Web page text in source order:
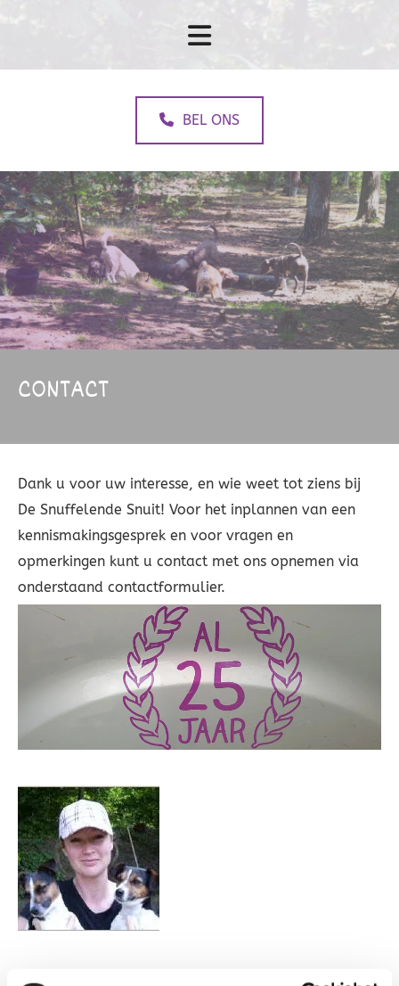
BEL ONS
CONTACT
Dank u voor uw interesse, en wie weet tot ziens bij
De Snuffelende Snuit! Voor het inplannen van een
kennismakingsgesprek en voor vragen en
opmerkingen kunt u contact met ons opnemen via
onderstaand contactformulier.
+31612508487